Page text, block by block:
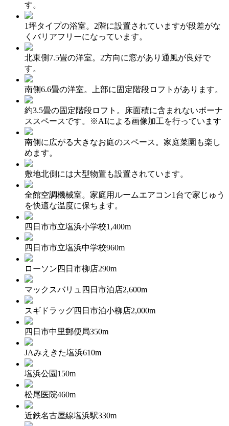
す。
1坪タイプの浴室。2階に設置されていますが段差がな
くバリアフリーになっています。
北東側7.5畳の洋室。2方向に窓があり通風が良好で
す。
南側6.6畳の洋室。上部に固定階段ロフトがあります。
約3.5畳の固定階段ロフト。床面積に含まれないボーナ
ススペースです。※AIによる画像加工を行っています
南側に広がる大きなお庭のスペース。家庭菜園も楽し
めます。
敷地北側には大型物置も設置されています。
全館空調機械室。家庭用ルームエアコン1台で家じゅう
を快適な温度に保ちます。
四日市市立塩浜小学校1,400m
四日市市立塩浜中学校960m
ローソン四日市柳店290m
マックスバリュ四日市泊店2,600m
スギドラッグ四日市泊小柳店2,000m
四日市中里郵便局350m
JAみえきた塩浜610m
塩浜公園150m
松尾医院460m
近鉄名古屋線塩浜駅330m